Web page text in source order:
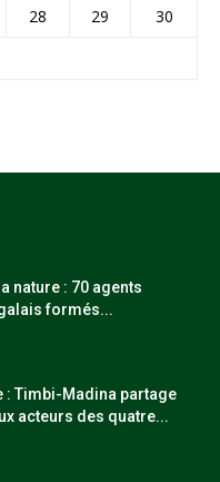
28 29
30
nature : 70 agents
formés...
: Timbi-Madina partage
acteurs des quatre...